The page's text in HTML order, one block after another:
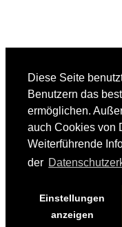
Diese Seite
Benutzern das
ermöglichen.
auch Cookies von
Weiterführende
der
Einstellungen
anzeigen